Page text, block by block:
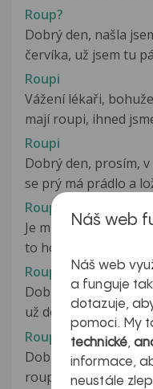
Roup?
Dobrý den, našla
červíka, už jsem tu
Roupi
Vážení lékaři,
mají roupi, ihned
Roupi
Dobrý den, prosím,
se prý má prádlo a
Roupi
Je mi 13 let a už asi
to hodně ,ale do
Roupi
Dobrý den, nevím
už delší dobu trpím
Roupi
Dobrý den, už od
roupem dětským.
Náš web
Náš web
a funguje
dotazuje,
pomoci. My
technické,
informace,
neustále